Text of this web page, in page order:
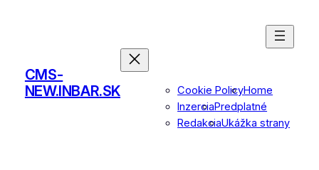
CMS-
NEW.INBAR.SK
Cookie PolicyHome
InzerciaPredplatné
RedakciaUkážka strany